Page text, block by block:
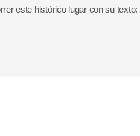
este histórico lugar con su texto: